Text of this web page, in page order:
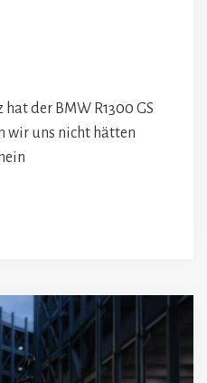
der BMW R1300 GS
wir uns nicht hätten